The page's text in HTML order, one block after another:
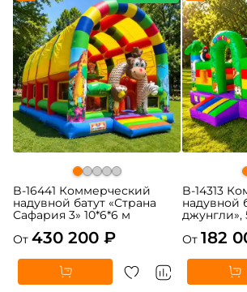
B-16441 Коммерческий
надувной батут «Страна
Сафария 3» 10*6*6 м
От 430 200 ₽
B-14313
надувной
джунгли»,
От 182